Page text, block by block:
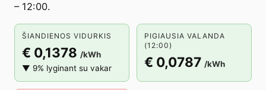
– 12:00.
ŠIANDIENOS VIDURKIS
€ 0,1378 /kWh
▼ 9% lyginant su vakar
PIGIAUSIA VALANDA
(12:00)
€ 0,0787 /kWh